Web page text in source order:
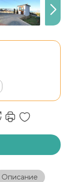
Описание